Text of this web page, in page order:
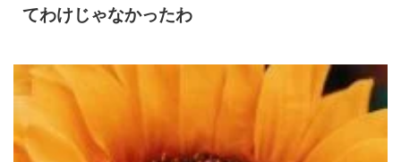
てわけじゃなかったわ